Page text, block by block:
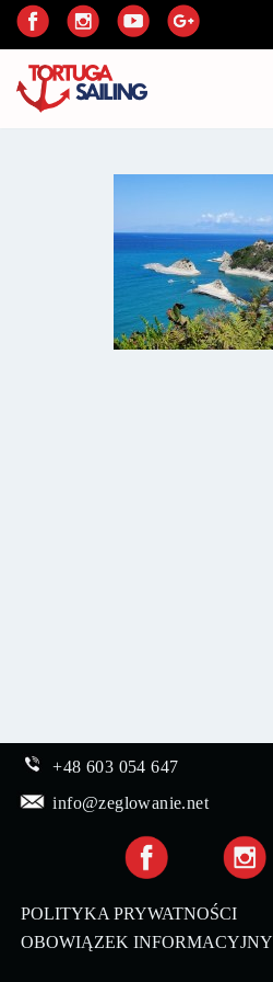
do
treści
+48 603 054 647
info@zeglowanie.net
POLITYKA PRYWATNOŚCI
OBOWIĄZEK INFORMACYJNY